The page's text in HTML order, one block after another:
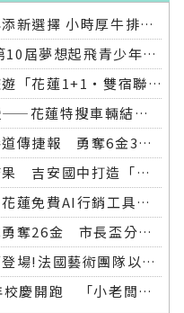
花蓮美食戰場再添新選擇 小時厚牛排花蓮店明開幕
2023年花蓮縣第10屆夢想起飛青少年發明展 自強國中拿下第一名與第二名
花蓮三天兩夜旅遊「花蓮1+1‧雙宿聯名住房專案」好評加碼 即日起延長至2025年底
不只是車禍救援——花蓮特搜車輛結合繩索救援訓練
花蓮全中運跆拳道傳捷報 勇奪6金3銀 各校表現亮眼
六年培育開花結果 吉安國中打造「微笑美男」全中運金牌
沒跟上會後悔！花蓮免費AI行銷工具開放體驗，花蓮20+商家已完成第一波登記！
中正國小游泳隊勇奪26金 市長盃分齡游泳錦標賽再創佳績
花蓮國際藝術節登場!法國藝術團隊以巨型木偶掀起夜間藝術盛宴
中正國小70週年校慶開跑 「小老闆大市集」實踐學習傳遞愛